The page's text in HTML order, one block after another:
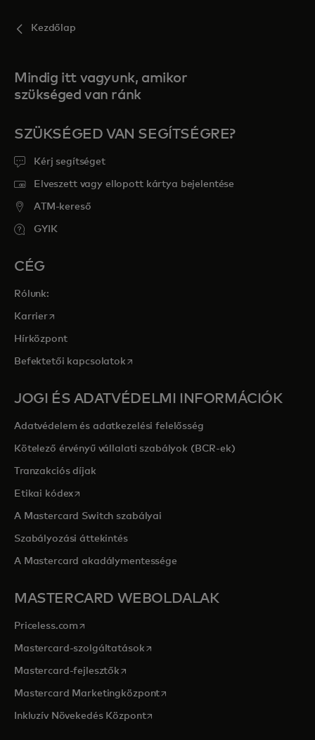
Kezdőlap
Mindig itt vagyunk, amikor
szükséged van ránk
SZÜKSÉGED VAN SEGÍTSÉGRE?
Kérj segítséget
Elveszett vagy ellopott kártya bejelentése
ATM-kereső
GYIK
CÉG
Rólunk:
Karrieropens in a new tab
Hírközpont
Befektetői kapcsolatokopens in a new tab
JOGI ÉS ADATVÉDELMI INFORMÁCIÓK
Adatvédelem és adatkezelési felelősség
Kötelező érvényű vállalati szabályok (BCR-ek)
Tranzakciós díjak
Etikai kódexopens in a new tab
A Mastercard Switch szabályai
Szabályozási áttekintés
A Mastercard akadálymentessége
MASTERCARD WEBOLDALAK
Priceless.com opens in a new tab
Mastercard-szolgáltatásokopens in a new tab
Mastercard-fejlesztők opens in a new tab
Mastercard Marketingközpontopens in a new tab
Inkluzív Növekedés Központopens in a new tab